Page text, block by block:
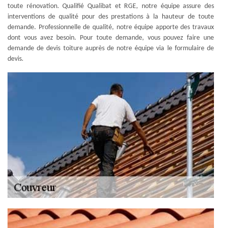
toute rénovation. Qualifié Qualibat et RGE, notre équipe assure des
interventions de qualité pour des prestations à la hauteur de toute
demande. Professionnelle de qualité, notre équipe apporte des travaux
dont vous avez besoin. Pour toute demande, vous pouvez faire une
demande de devis toiture auprès de notre équipe via le formulaire de
devis.